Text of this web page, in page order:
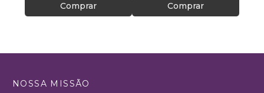
Comprar Comprar
NOSSA MISSÃO